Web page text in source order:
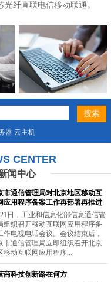
光纤直联电信移动联通。
器 云主机
CENTER
闻中心
市通信管理局对北京地区移动互
应用程序备案工作再部署再推进
日，工业和信息化部信息通信管
组织召开移动互联网应用程序备
作电视电话会议。会议结束后，
市通信管理局立即组织召开北京
移动互联网应用程序...
商科技创新路在何方